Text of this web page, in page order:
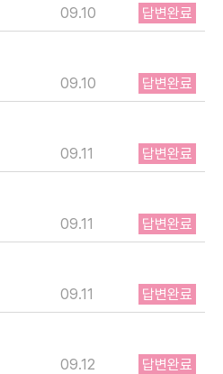
09.10 답변완료
09.10 답변완료
09.11 답변완료
09.11 답변완료
09.11 답변완료
09.12 답변완료
이용에 관한 내용
완료 후 파기합니다.